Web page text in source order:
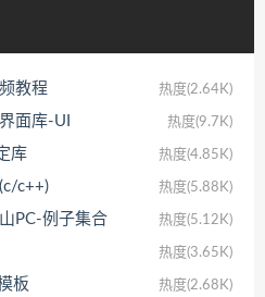
教程 热度(2.64K)
面库-UI 热度(9.7K)
库 热度(4.85K)
c++) 热度(5.88K)
PC-例子集合 热度(5.12K)
热度(3.65K)
板 热度(2.68K)